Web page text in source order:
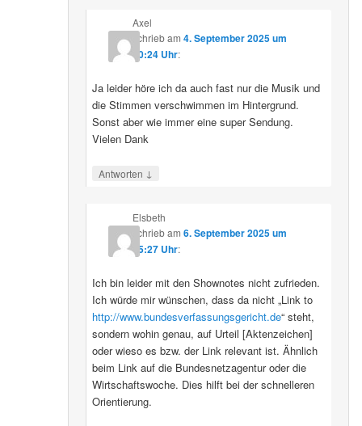
Axel
schriebam 4. September 2025 um
10:24 Uhr:
Ja leider höre ich da auch fast nur die Musik und
die Stimmen verschwimmen im Hintergrund.
Sonst aber wie immer eine super Sendung.
Vielen Dank
Antworten ↓
Elsbeth
schriebam 6. September 2025 um
15:27 Uhr:
Ich bin leider mit den Shownotes nicht zufrieden.
Ich würde mir wünschen, dass da nicht „Link to
http://www.bundesverfassungsgericht.de“ steht,
sondern wohin genau, auf Urteil [Aktenzeichen]
oder wieso es bzw. der Link relevant ist. Ähnlich
beim Link auf die Bundesnetzagentur oder die
Wirtschaftswoche. Dies hilft bei der schnelleren
Orientierung.